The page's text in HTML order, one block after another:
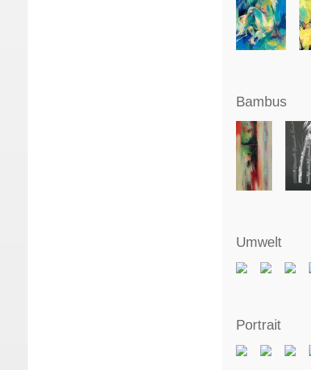
Bambus
Umwelt
Portrait